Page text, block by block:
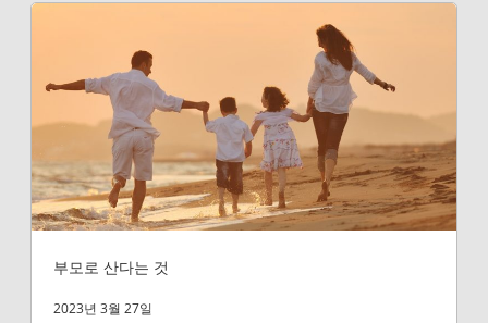
부모로 산다는 것
2023년 3월 27일